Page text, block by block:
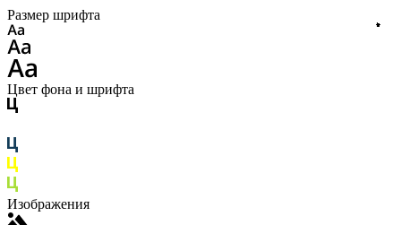
Размер шрифта
Цвет фона и шрифта
Изображения